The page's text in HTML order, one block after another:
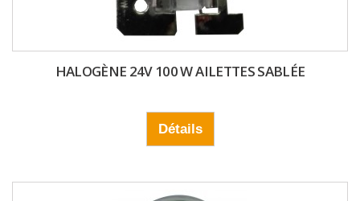
HALOGÈNE 24V 100 W AILETTES SABLÉE
Détails